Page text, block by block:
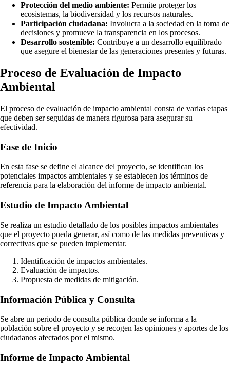
Protección del medio ambiente: Permite proteger los
ecosistemas, la biodiversidad y los recursos naturales.
Participación ciudadana: Involucra a la sociedad en la toma de
decisiones y promueve la transparencia en los procesos.
Desarrollo sostenible: Contribuye a un desarrollo equilibrado
que asegure el bienestar de las generaciones presentes y futuras.
Proceso de Evaluación de Impacto
Ambiental
El proceso de evaluación de impacto ambiental consta de varias etapas
que deben ser seguidas de manera rigurosa para asegurar su
efectividad.
Fase de Inicio
En esta fase se define el alcance del proyecto, se identifican los
potenciales impactos ambientales y se establecen los términos de
referencia para la elaboración del informe de impacto ambiental.
Estudio de Impacto Ambiental
Se realiza un estudio detallado de los posibles impactos ambientales
que el proyecto pueda generar, así como de las medidas preventivas y
correctivas que se pueden implementar.
Identificación de impactos ambientales.
Evaluación de impactos.
Propuesta de medidas de mitigación.
Información Pública y Consulta
Se abre un periodo de consulta pública donde se informa a la
población sobre el proyecto y se recogen las opiniones y aportes de los
ciudadanos afectados por el mismo.
Informe de Impacto Ambiental